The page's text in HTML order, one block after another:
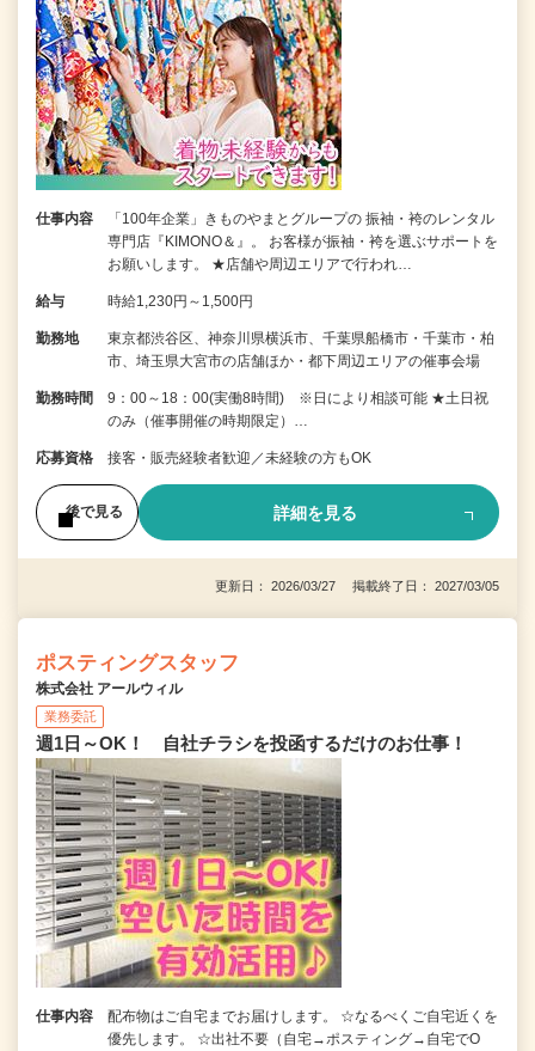
仕事内容
「100年企業」きものやまとグループの 振袖・袴のレンタル
専門店『KIMONO＆』。 お客様が振袖・袴を選ぶサポートを
お願いします。 ★店舗や周辺エリアで行われ…
給与 時給1,230円～1,500円
勤務地
東京都渋谷区、神奈川県横浜市、千葉県船橋市・千葉市・柏
市、埼玉県大宮市の店舗ほか・都下周辺エリアの催事会場
勤務時間
9：00～18：00(実働8時間) ※日により相談可能 ★土日祝
のみ（催事開催の時期限定）…
応募資格 接客・販売経験者歓迎／未経験の方もOK
後で見る 詳細を見る
更新日： 2026/03/27 掲載終了日： 2027/03/05
ポスティングスタッフ
株式会社 アールウィル
業務委託
週1日～OK！ 自社チラシを投函するだけのお仕事！
仕事内容
配布物はご自宅までお届けします。 ☆なるべくご自宅近くを
優先します。 ☆出社不要（自宅→ポスティング→自宅でO